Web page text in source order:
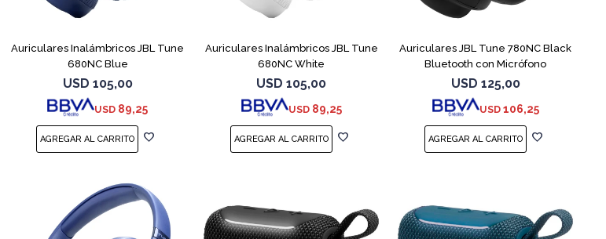
Auriculares Inalámbricos JBL Tune
680NC Blue
USD 105,00
USD 89,25
Auriculares Inalámbricos JBL Tune
680NC White
USD 105,00
USD 89,25
Auriculares JBL Tune 780NC Black
Bluetooth con Micrófono
USD 125,00
USD 106,25